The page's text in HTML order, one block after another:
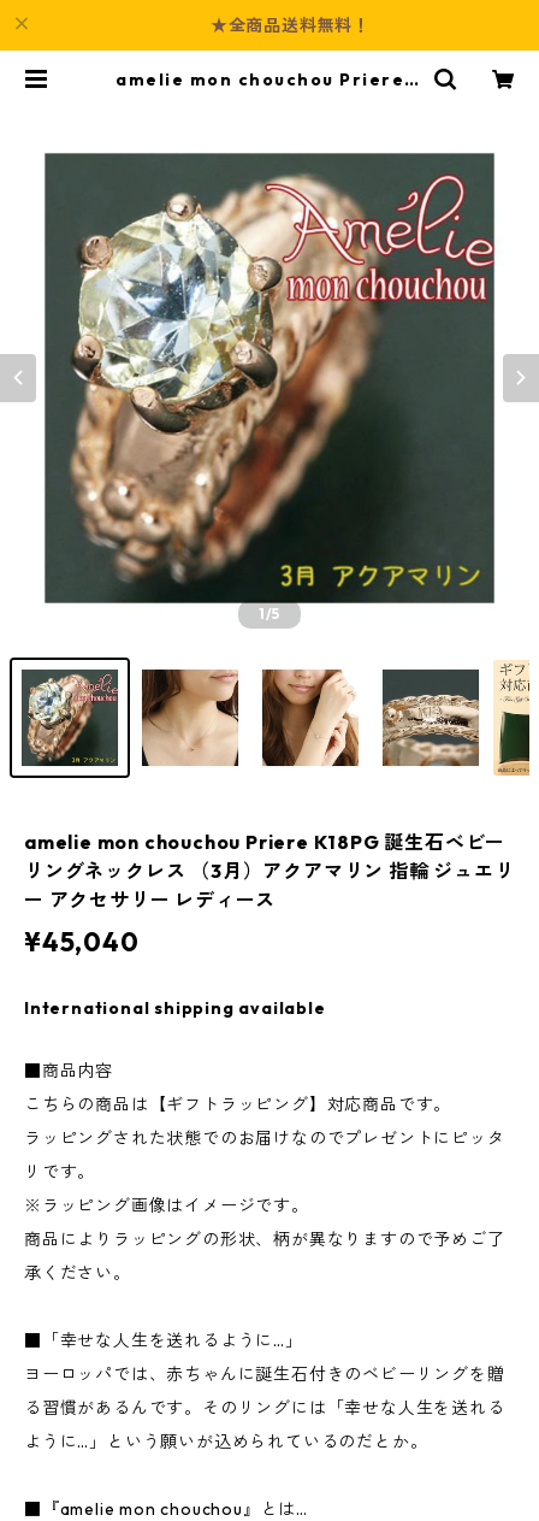
★全商品送料無料！
amelie mon chouchou Priere K
ture-Booth
1/5
amelie mon chouchou Priere K18PG 誕生石ベビー
リングネックレス （3月）アクアマリン 指輪 ジュエリ
ー アクセサリー レディース
¥45,040
International shipping available
■商品内容
こちらの商品は【ギフトラッピング】対応商品です。
ラッピングされた状態でのお届けなのでプレゼントにピッタ
リです。
※ラッピング画像はイメージです。
商品によりラッピングの形状、柄が異なりますので予めご了
承ください。
■「幸せな人生を送れるように…」
ヨーロッパでは、赤ちゃんに誕生石付きのベビーリングを贈
る習慣があるんです。そのリングには「幸せな人生を送れる
ように…」という願いが込められているのだとか。
■『amelie mon chouchou』とは…